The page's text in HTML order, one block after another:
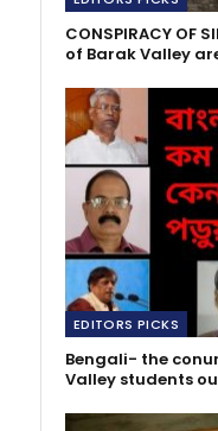
CONSPIRACY OF
of Barak Valley
EDITORS PICKS
Bengali- the
Valley students